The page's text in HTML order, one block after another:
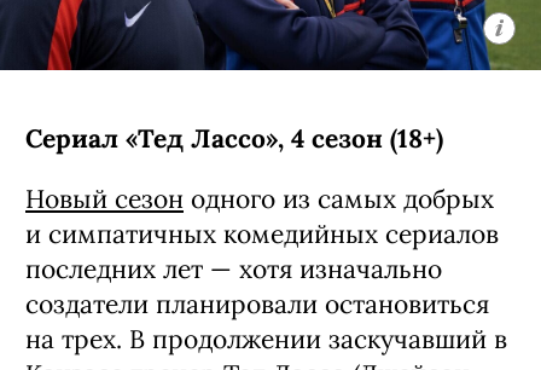
Сериал «Тед Лассо», 4 сезон (18+)
Новый сезон одного из самых добрых
и симпатичных комедийных сериалов
последних лет — хотя изначально
создатели планировали остановиться
на трех. В продолжении заскучавший в